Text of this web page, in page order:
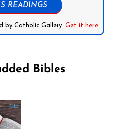
READINGS
by Catholic Gallery. Get it here
Bibles